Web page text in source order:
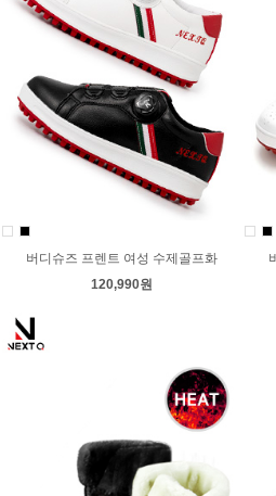
버디슈즈 프렌트 여성 수제골프화
120,990원